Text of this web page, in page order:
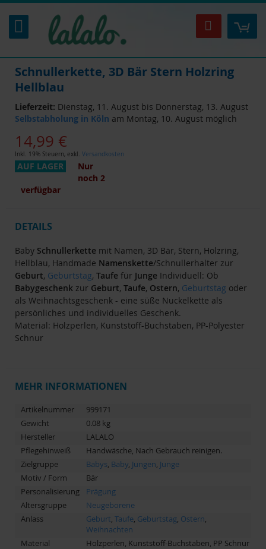
Inhalt
springen
Suche
Schnullerkette, 3D Bär Stern Holzring
Hellblau
Lieferzeit: Dienstag, 11. August bis Donnerstag, 13. August
Selbstabholung in Köln am Montag, 10. August möglich
14,99 €
Inkl. 19% Steuern, exkl. Versandkosten
AUF LAGER
Nur
noch 2
verfügbar
DETAILS
Baby Schnullerkette mit Namen, 3D Bär, Stern, Holzring,
Hellblau, Handmade Namenskette/Schnullerhalter zur
Geburt, Geburtstag, Taufe für Junge Individuell: Ob
Babygeschenk zur Geburt, Taufe, Ostern, Geburtstag oder
als Weihnachtsgeschenk - eine süße Nuckelkette als
persönliches und individuelles Geschenk.
Material: Holzperlen, Kunststoff-Buchstaben, PP-Polyester
Schnur
MEHR INFORMATIONEN
Artikelnummer
999171
Gewicht
0.08 kg
Hersteller
LALALO
Pflegehinweiß
Handwäsche, Nach Gebrauch reinigen.
Zielgruppe
Babys, Baby, Jungen, Junge
Motiv / Form
Bär
Personalisierung
Prägung
Altersgruppe
Neugeborene
Anlass
Geburt, Taufe, Geburtstag, Ostern,
Weihnachten
Material
Holzperlen, Kunststoff-Buchstaben, PP Schnur